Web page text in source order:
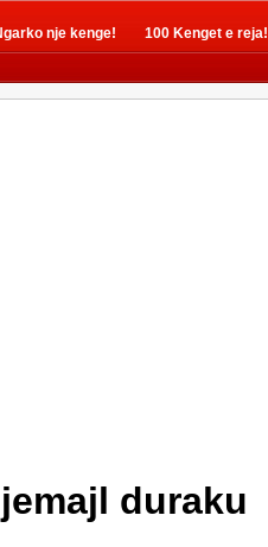
nje kenge! 100 Kenget e reja!
duraku